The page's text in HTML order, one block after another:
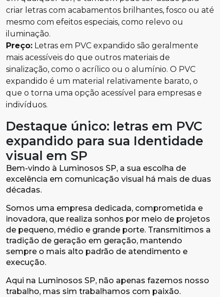
criar letras com acabamentos brilhantes, fosco ou até
mesmo com efeitos especiais, como relevo ou
iluminação.
Preço: Letras em PVC expandido são geralmente
mais acessíveis do que outros materiais de
sinalização, como o acrílico ou o alumínio. O PVC
expandido é um material relativamente barato, o
que o torna uma opção acessível para empresas e
indivíduos.
Destaque único: letras em PVC
expandido para sua Identidade
visual em SP
Bem-vindo à Luminosos SP, a sua escolha de
excelência em comunicação visual há mais de duas
décadas.
Somos uma empresa dedicada, comprometida e
inovadora, que realiza sonhos por meio de projetos
de pequeno, médio e grande porte. Transmitimos a
tradição de geração em geração, mantendo
sempre o mais alto padrão de atendimento e
execução.
Aqui na Luminosos SP, não apenas fazemos nosso
trabalho, mas sim trabalhamos com paixão.